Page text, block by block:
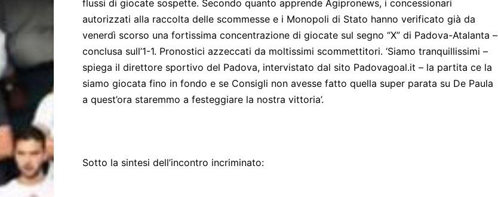
flussi di giocate sospette. Secondo quanto apprende Agipronews, i concessionari
autorizzati alla raccolta delle scommesse e i Monopoli di Stato hanno verificato già da
venerdì scorso una fortissima concentrazione di giocate sul segno “X” di Padova-Atalanta –
conclusa sull’1-1. Pronostici azzeccati da moltissimi scommettitori. ‘Siamo tranquillissimi –
spiega il direttore sportivo del Padova, intervistato dal sito Padovagoal.it – la partita ce la
siamo giocata fino in fondo e se Consigli non avesse fatto quella super parata su De Paula
a quest’ora staremmo a festeggiare la nostra vittoria’.
Sotto la sintesi dell’incontro incriminato: